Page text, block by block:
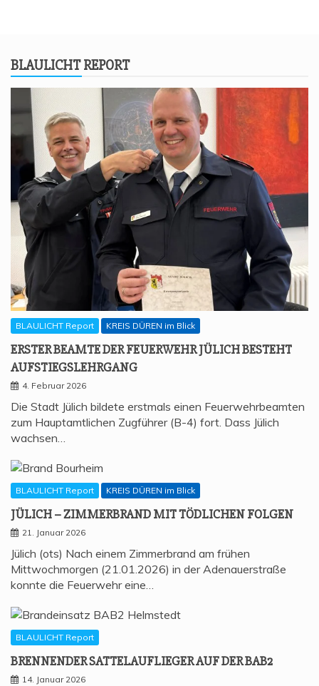
BLAU­LICHT REPORT
BLAULICHT Report KREIS DÜREN im Blick
ERS­TER BEAM­TE DER FEU­ER­WEHR JÜLICH BESTEHT
AUFSTIEGSLEHRGANG
4. Februar 2026
Die Stadt Jülich bildete erstmals einen Feuerwehrbeamten
zum Hauptamtlichen Zugführer (B-4) fort. Dass Jülich
wachsen…
BLAULICHT Report KREIS DÜREN im Blick
JÜLICH – ZIM­MER­BRAND MIT TÖD­LI­CHEN FOLGEN
21. Januar 2026
Jülich (ots) Nach einem Zimmerbrand am frühen
Mittwochmorgen (21.01.2026) in der Adenauerstraße
konnte die Feuerwehr eine…
BLAULICHT Report
BREN­NEN­DER SAT­TEL­AUF­LIE­GER AUF DER BAB2
14. Januar 2026